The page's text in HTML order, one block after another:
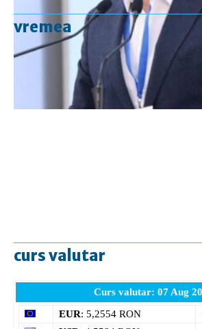
vremea
curs valutar
Curs valutar: 07 Aug
EUR: 5,2554 RON